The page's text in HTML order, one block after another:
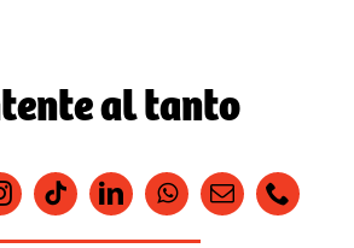
al tanto